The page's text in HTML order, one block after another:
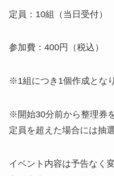
定員：10組（当日受付）
参加費：400円（税込）
※1組につき1個作成とな
※開始30分前から整理券
定員を超えた場合には抽
イベント内容は予告なく